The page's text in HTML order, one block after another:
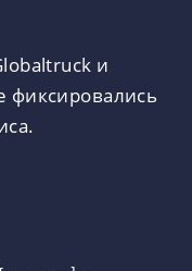
и
фиксировались